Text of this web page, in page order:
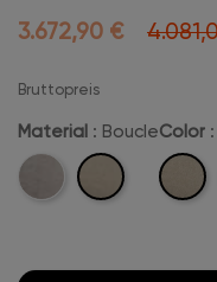
3.672,90 €
Bruttopreis
Material : Boucle
Velvet Boucle
Color
Beige-
Boucle